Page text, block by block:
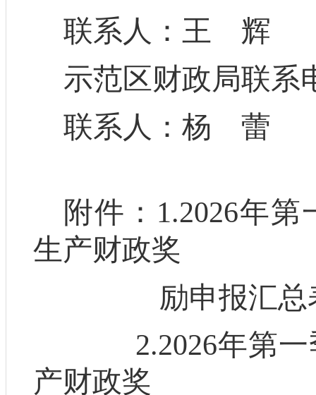
联系人：王
辉
示范区财政局联系
联系人：杨
蕾
附件： 1.2026年第
生产财政奖
励申报汇总
2.2026年第
产财政奖